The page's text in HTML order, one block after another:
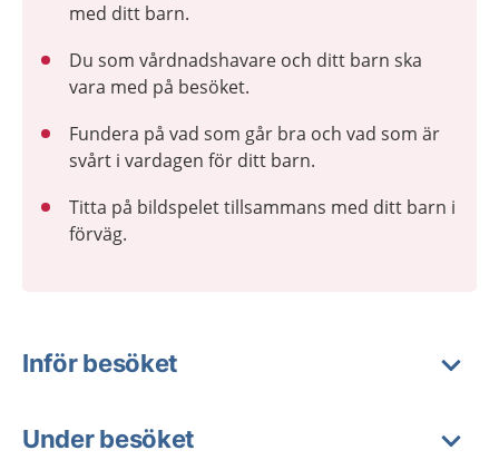
med ditt barn.
Du som vårdnadshavare och ditt barn ska
vara med på besöket.
Fundera på vad som går bra och vad som är
svårt i vardagen för ditt barn.
Titta på bildspelet tillsammans med ditt barn i
förväg.
Inför besöket
Under besöket